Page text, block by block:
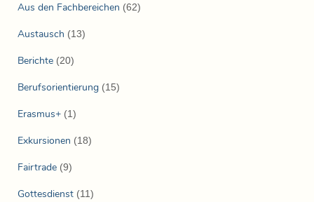
Aus den Fachbereichen (62)
Austausch (13)
Berichte (20)
Berufsorientierung (15)
Erasmus+ (1)
Exkursionen (18)
Fairtrade (9)
Gottesdienst (11)